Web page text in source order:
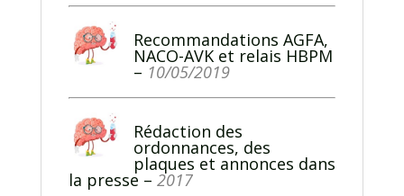
Recommandations AGFA,
NACO-AVK et relais HBPM
– 10/05/2019
Rédaction des
ordonnances, des
plaques et annonces dans
la presse – 2017